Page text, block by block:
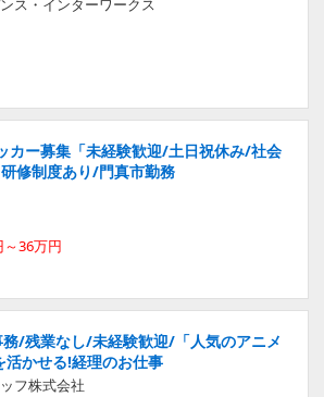
ス・インターワークス
カー募集「未経験歓迎/土日祝休み/社会
修制度あり/門真市勤務
～36万円
務/残業なし/未経験歓迎/「人気のアニメ
かせる!経理のお仕事
フ株式会社